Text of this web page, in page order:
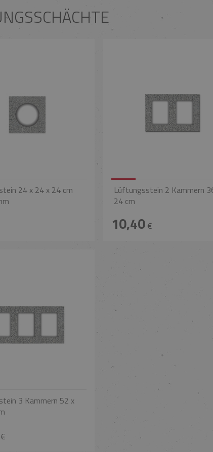
24 x 24 x 24 cm
Lüftungsstein 2 Kammern
24 cm
10,40€
3 Kammern 52 x
€